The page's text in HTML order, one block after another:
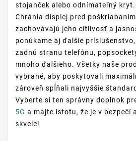
stojanček alebo odnímateľný kryt.
Chránia displej pred
zachovávajú jeho citlivosť a
ponúkame aj ďalšie
zadnú stranu telefónu,
mnoho ďalšieho. Všetky naše
vybrané, aby poskytovali
zároveň spĺňali najvyššie
Vyberte si ten správny doplnok
5G a majte istotu, že je v bezpečí
skvele!